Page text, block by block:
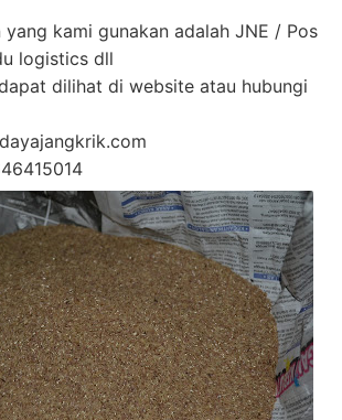
kami gunakan adalah JNE / Pos
logistics dll
dilihat di website atau hubungi